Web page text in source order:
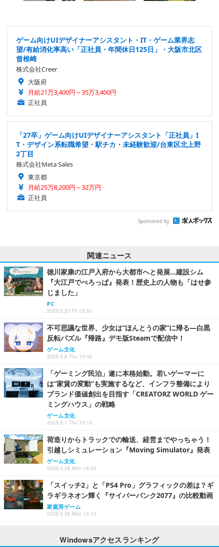
ゲーム向けUIデザイナーアシスタント・IT・ゲーム業界志
望/有給消化率高い「正社員・年間休日125日」・大阪市北区
曾根崎
株式会社Creer
大阪府
月給21万3,400円～35万3,400円
正社員
「27卒」ゲーム向けUIデザイナーアシスタント「正社員」I
T・デザイン系転職希望・駅チカ・未経験歓迎/台東区北上野
2丁目
株式会社Meta Sales
東京都
月給25万8,200円～32万円
正社員
Sponsored by
関連ニュース
徳川家康の江戸入府から大都市へと発展…建設シム
『大江戸でべろっぱ』発表！歴史上の人物も「はせ参
じました」
PC
2025.5.23 Fri 13:30
不可思議な世界、少女は“ほんとうの家”に帰る―白黒
反転パズル『帰路』デモ版Steamで配信中！
ゲーム文化
2025.5.8 Thu 10:45
「ゲーミング民泊」遂に本格始動。若いゲーマーに
は“家賃の変動”も実施するなど、インフラ整備により
ブランド価値創出を目指す「CREATORZ WORLD ゲー
ミングハウス」の戦略
ゲーム文化
2025.5.1 Thu 15:15
荷造りからトラックでの輸送、経営までやっちゃう！
引越しシミュレーション『Moving Simulator』発表
ゲーム文化
2025.4.28 Mon 16:25
「スイッチ2」と「PS4 Pro」グラフィックの差は？ギ
ラギラネオン輝く『サイバーパンク2077』の比較動画
家庭用ゲーム
2025.5.26 Mon 10:10
Windowsアクセスランキング